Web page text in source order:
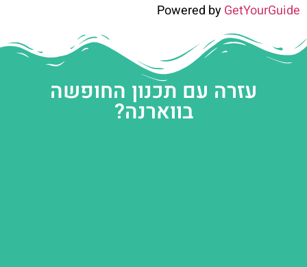
Powered byGetYourGuide
עזרה עם תכנון החופשה
בווארנה?